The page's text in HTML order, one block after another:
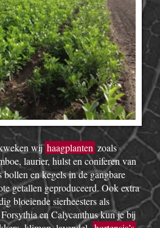
wijhaagplanten zoals
laurier, hulst en coniferen van
en kegels in de gangbare
getallen geproduceerd. Ook extra
bloeiende sierheesters als
en Calycanthus kun je bij